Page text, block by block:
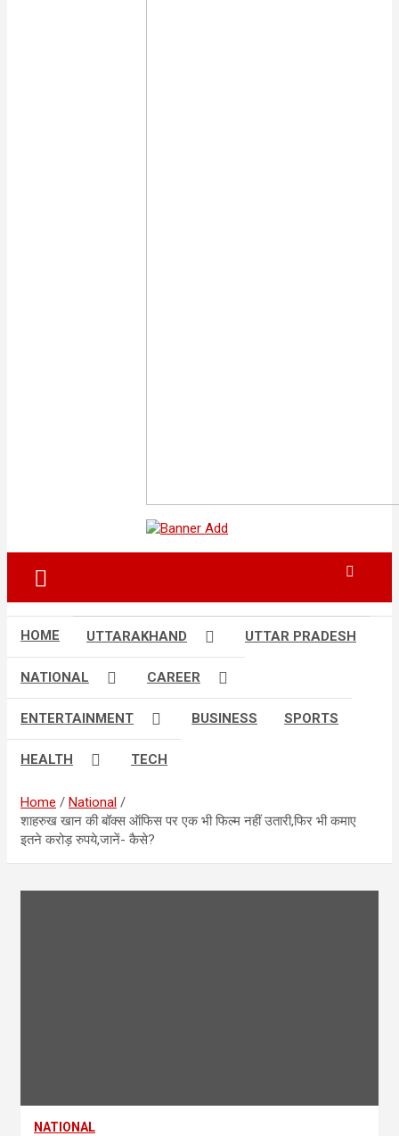
HOME UTTARAKHAND UTTAR PRADESH
NATIONAL CAREER
ENTERTAINMENT BUSINESS SPORTS
HEALTH TECH
Home
National
शाहरुख खान की बॉक्स ऑफिस पर एक भी फिल्म नहीं उतारी,फिर भी कमाए
इतने करोड़ रुपये,जानें- कैसे?
NATIONAL